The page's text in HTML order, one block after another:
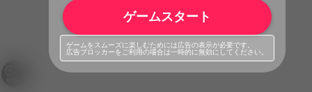
ゲームスタート
ゲームをスムーズに楽しむためには広告の表示が必要です。
広告ブロッカーをご利用の場合は一時的に無効にしてください。